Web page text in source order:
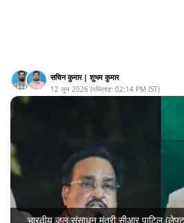
सचिन कुमार | शुभम कुमार
12 जून 2026 (पब्लिश्ड: 02:14 PM IST)
भारतीय जल संसाधन मंत्री सीआर पाटिल